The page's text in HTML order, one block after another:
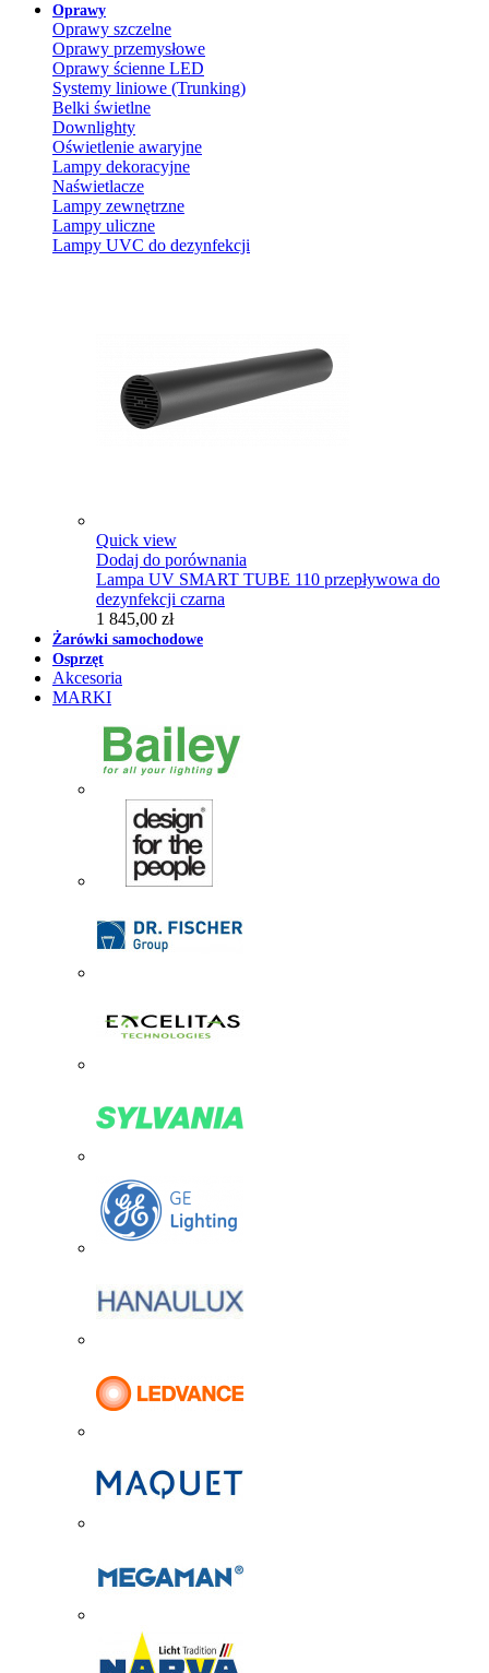
Oprawy
Oprawy szczelne
Oprawy przemysłowe
Oprawy ścienne LED
Systemy liniowe (Trunking)
Belki świetlne
Downlighty
Oświetlenie awaryjne
Lampy dekoracyjne
Naświetlacze
Lampy zewnętrzne
Lampy uliczne
Lampy UVC do dezynfekcji
Quick view
Dodaj do porównania
Lampa UV SMART TUBE 110 przepływowa do
dezynfekcji czarna
1 845,00 zł
Żarówki samochodowe
Osprzęt
Akcesoria
MARKI